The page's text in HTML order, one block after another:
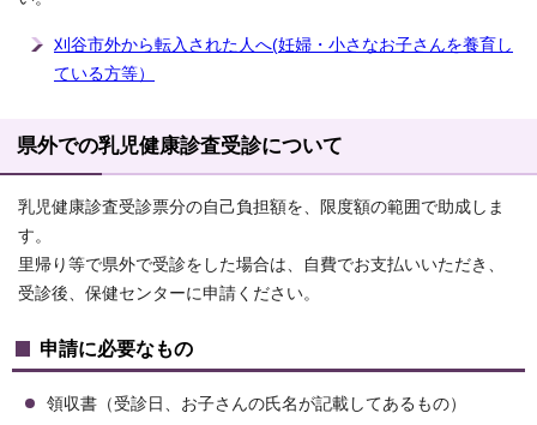
刈谷市外から転入された人へ(妊婦・小さなお子さんを養育し
ている方等）
県外での乳児健康診査受診について
乳児健康診査受診票分の自己負担額を、限度額の範囲で助成しま
す。
里帰り等で県外で受診をした場合は、自費でお支払いいただき、
受診後、保健センターに申請ください。
申請に必要なもの
領収書（受診日、お子さんの氏名が記載してあるもの）